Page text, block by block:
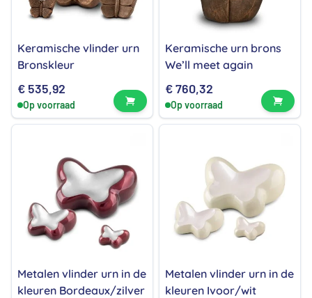
Keramische vlinder urn
Bronskleur
€ 535,92
Op voorraad Bekijk product
Keramische urn brons
We’ll meet again
€760,32
Op voorraad
Metalen vlinder urn in de
kleuren Bordeaux/zilver
Metalen vlinder urn in de
kleuren Ivoor/wit